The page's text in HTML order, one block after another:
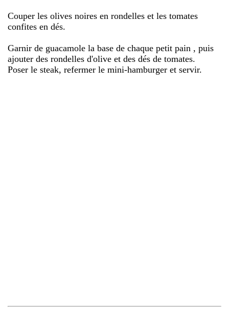
Couper les olives noires en rondelles et les tomates
confites en dés.
Garnir de guacamole la base de chaque petit pain , puis
ajouter des rondelles d'olive et des dés de tomates.
Poser le steak, refermer le mini-hamburger et servir.